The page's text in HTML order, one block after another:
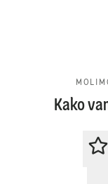
Kako